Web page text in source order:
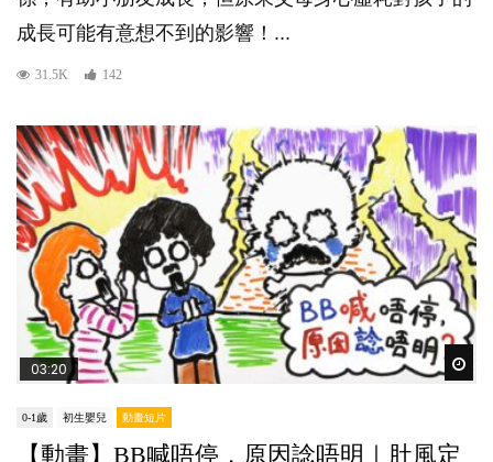
成長可能有意想不到的影響！...
31.5K 142
03:20
0-1歲 初生嬰兒 動畫短片
【動畫】BB喊唔停，原因諗唔明｜肚風定